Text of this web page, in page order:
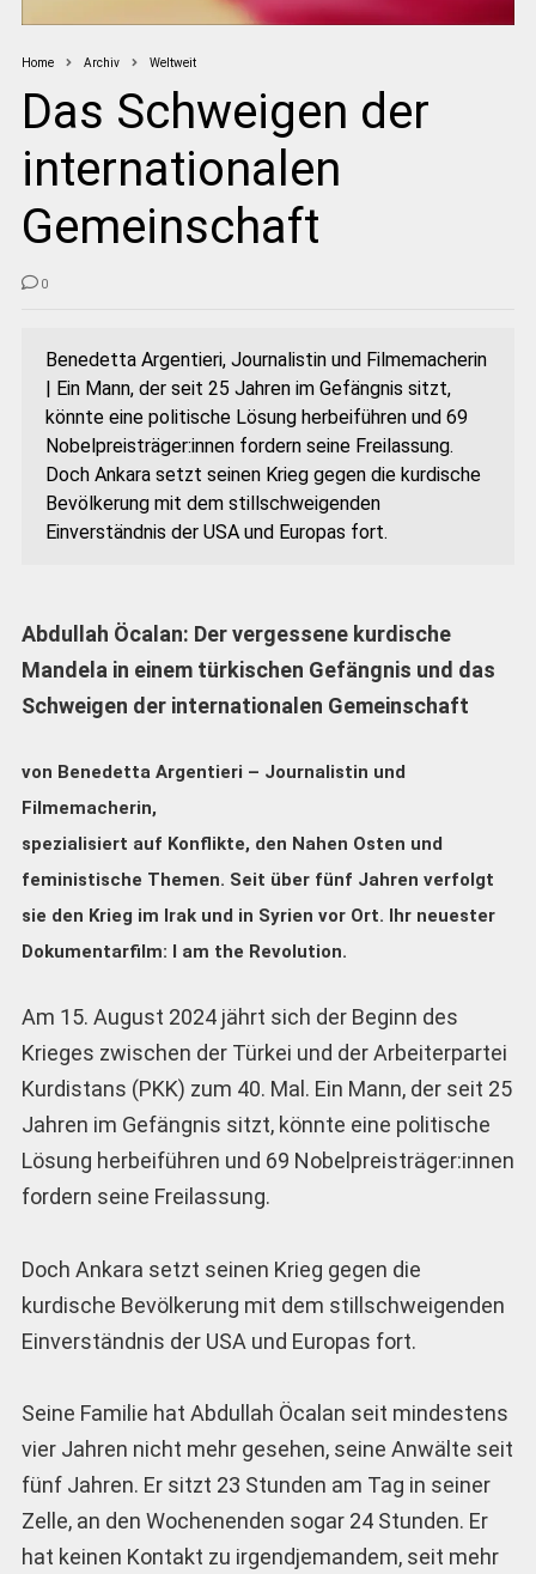
Home Archiv Weltweit
Das Schweigen der
internationalen
Gemeinschaft
0
Benedetta Argentieri, Journalistin und Filmemacherin
| Ein Mann, der seit 25 Jahren im Gefängnis sitzt,
könnte eine politische Lösung herbeiführen und 69
Nobelpreisträger:innen fordern seine Freilassung.
Doch Ankara setzt seinen Krieg gegen die kurdische
Bevölkerung mit dem stillschweigenden
Einverständnis der USA und Europas fort.
Abdullah Öcalan: Der vergessene kurdische
Mandela in einem türkischen Gefängnis und das
Schweigen der internationalen Gemeinschaft
von Benedetta Argentieri – Journalistin und
Filmemacherin,
spezialisiert auf Konflikte, den Nahen Osten und
feministische Themen. Seit über fünf Jahren verfolgt
sie den Krieg im Irak und in Syrien vor Ort. Ihr neuester
Dokumentarfilm: I am the Revolution.
Am 15. August 2024 jährt sich der Beginn des
Krieges zwischen der Türkei und der Arbeiterpartei
Kurdistans (PKK) zum 40. Mal. Ein Mann, der seit 25
Jahren im Gefängnis sitzt, könnte eine politische
Lösung herbeiführen und 69 Nobelpreisträger:innen
fordern seine Freilassung.
Doch Ankara setzt seinen Krieg gegen die
kurdische Bevölkerung mit dem stillschweigenden
Einverständnis der USA und Europas fort.
Seine Familie hat Abdullah Öcalan seit mindestens
vier Jahren nicht mehr gesehen, seine Anwälte seit
fünf Jahren. Er sitzt 23 Stunden am Tag in seiner
Zelle, an den Wochenenden sogar 24 Stunden. Er
hat keinen Kontakt zu irgendjemandem, seit mehr